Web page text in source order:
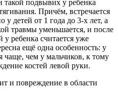
такой подвывих у ребенка
Причём, встречается
у детей от 1 года до 3-х лет, а
травмы уменьшается, и после
ребенка считается уже
ещё одна особенность: у
чаще, чем у мальчиков, к тому
костей левой руки.